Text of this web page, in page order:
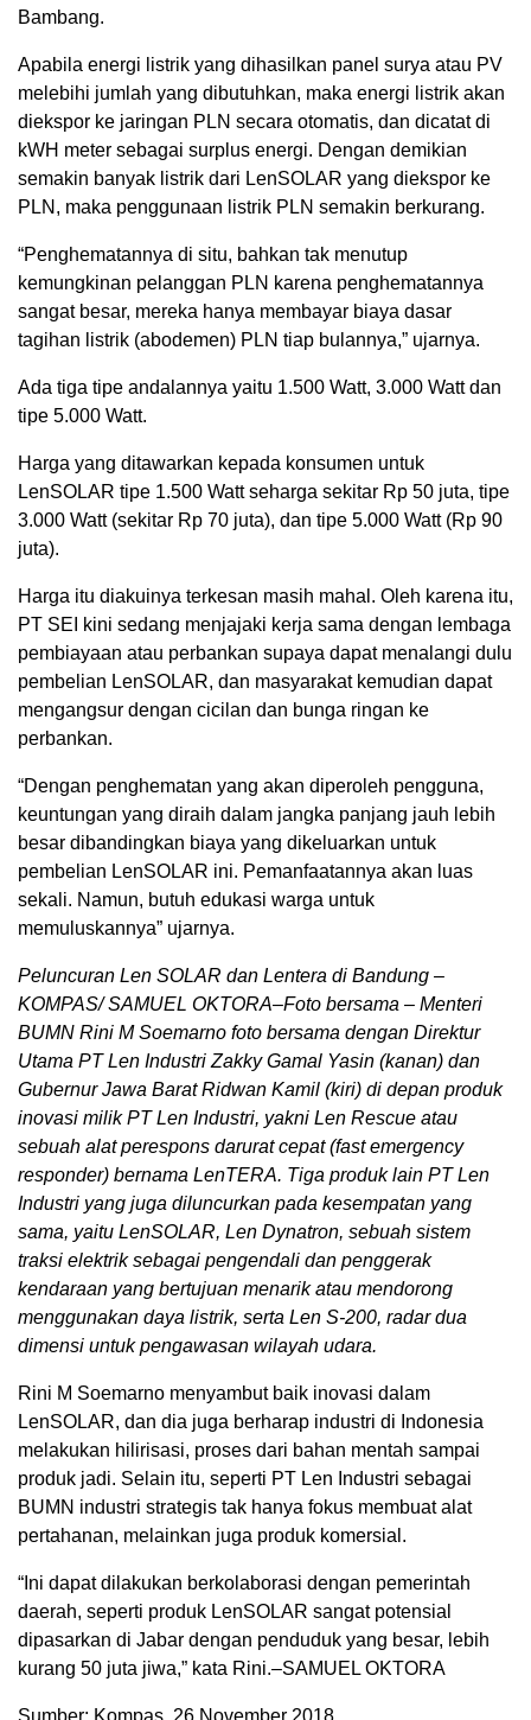
Bambang.
Apabila energi listrik yang dihasilkan panel surya atau PV
melebihi jumlah yang dibutuhkan, maka energi listrik akan
diekspor ke jaringan PLN secara otomatis, dan dicatat di
kWH meter sebagai surplus energi. Dengan demikian
semakin banyak listrik dari LenSOLAR yang diekspor ke
PLN, maka penggunaan listrik PLN semakin berkurang.
“Penghematannya di situ, bahkan tak menutup
kemungkinan pelanggan PLN karena penghematannya
sangat besar, mereka hanya membayar biaya dasar
tagihan listrik (abodemen) PLN tiap bulannya,” ujarnya.
Ada tiga tipe andalannya yaitu 1.500 Watt, 3.000 Watt dan
tipe 5.000 Watt.
Harga yang ditawarkan kepada konsumen untuk
LenSOLAR tipe 1.500 Watt seharga sekitar Rp 50 juta, tipe
3.000 Watt (sekitar Rp 70 juta), dan tipe 5.000 Watt (Rp 90
juta).
Harga itu diakuinya terkesan masih mahal. Oleh karena itu,
PT SEI kini sedang menjajaki kerja sama dengan lembaga
pembiayaan atau perbankan supaya dapat menalangi dulu
pembelian LenSOLAR, dan masyarakat kemudian dapat
mengangsur dengan cicilan dan bunga ringan ke
perbankan.
“Dengan penghematan yang akan diperoleh pengguna,
keuntungan yang diraih dalam jangka panjang jauh lebih
besar dibandingkan biaya yang dikeluarkan untuk
pembelian LenSOLAR ini. Pemanfaatannya akan luas
sekali. Namun, butuh edukasi warga untuk
memuluskannya” ujarnya.
Peluncuran Len SOLAR dan Lentera di Bandung –
KOMPAS/ SAMUEL OKTORA–Foto bersama – Menteri
BUMN Rini M Soemarno foto bersama dengan Direktur
Utama PT Len Industri Zakky Gamal Yasin (kanan) dan
Gubernur Jawa Barat Ridwan Kamil (kiri) di depan produk
inovasi milik PT Len Industri, yakni Len Rescue atau
sebuah alat perespons darurat cepat (fast emergency
responder) bernama LenTERA. Tiga produk lain PT Len
Industri yang juga diluncurkan pada kesempatan yang
sama, yaitu LenSOLAR, Len Dynatron, sebuah sistem
traksi elektrik sebagai pengendali dan penggerak
kendaraan yang bertujuan menarik atau mendorong
menggunakan daya listrik, serta Len S-200, radar dua
dimensi untuk pengawasan wilayah udara.
Rini M Soemarno menyambut baik inovasi dalam
LenSOLAR, dan dia juga berharap industri di Indonesia
melakukan hilirisasi, proses dari bahan mentah sampai
produk jadi. Selain itu, seperti PT Len Industri sebagai
BUMN industri strategis tak hanya fokus membuat alat
pertahanan, melainkan juga produk komersial.
“Ini dapat dilakukan berkolaborasi dengan pemerintah
daerah, seperti produk LenSOLAR sangat potensial
dipasarkan di Jabar dengan penduduk yang besar, lebih
kurang 50 juta jiwa,” kata Rini.–SAMUEL OKTORA
Sumber: Kompas, 26 November 2018